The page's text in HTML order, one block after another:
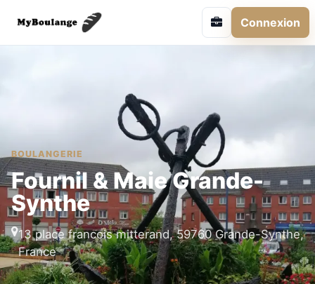
Connexion
BOULANGERIE
Fournil & Maie Grande-
Synthe
13 place francois mitterand, 59760 Grande-Synthe,
France